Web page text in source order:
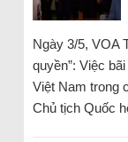
Ngày 3/5, VOA
quyền”: Việc
Việt Nam trong
Chủ tịch Quốc